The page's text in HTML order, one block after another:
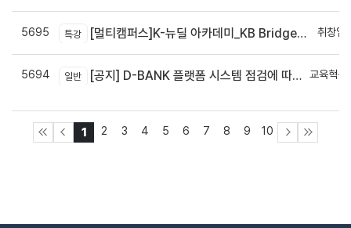
5695 특강 [멀티캠퍼스]K-뉴딜 아카데미_KB Bridge 과정 취창업
5694 일반 [공지] D-BANK 플랫폼 시스템 점검에 따른 서비스 일시 중단 안내
교육혁신
1 2 3 4 5 6 7 8 9 10